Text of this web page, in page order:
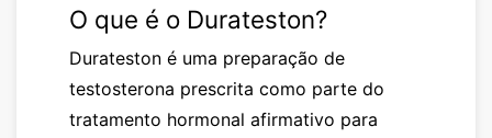
O que é o Durateston?
Durateston é uma preparação de
testosterona prescrita como parte do
tratamento hormonal afirmativo para